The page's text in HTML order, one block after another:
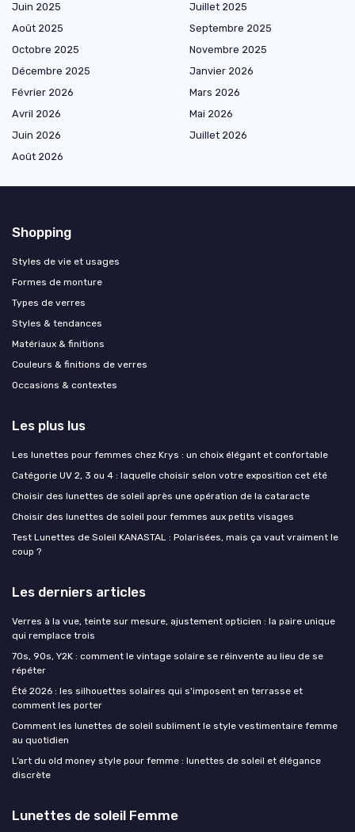
Juin 2025
Juillet 2025
Août 2025
Septembre 2025
Octobre 2025
Novembre 2025
Décembre 2025
Janvier 2026
Février 2026
Mars 2026
Avril 2026
Mai 2026
Juin 2026
Juillet 2026
Août 2026
Shopping
Styles de vie et usages
Formes de monture
Types de verres
Styles & tendances
Matériaux & finitions
Couleurs & finitions de verres
Occasions & contextes
Les plus lus
Les lunettes pour femmes chez Krys : un choix élégant et confortable
Catégorie UV 2, 3 ou 4 : laquelle choisir selon votre exposition cet été
Choisir des lunettes de soleil après une opération de la cataracte
Choisir des lunettes de soleil pour femmes aux petits visages
Test Lunettes de Soleil KANASTAL : Polarisées, mais ça vaut vraiment le
coup ?
Les derniers articles
Verres à la vue, teinte sur mesure, ajustement opticien : la paire unique
qui remplace trois
70s, 90s, Y2K : comment le vintage solaire se réinvente au lieu de se
répéter
Été 2026 : les silhouettes solaires qui s'imposent en terrasse et
comment les porter
Comment les lunettes de soleil subliment le style vestimentaire femme
au quotidien
L’art du old money style pour femme : lunettes de soleil et élégance
discrète
Lunettes de soleil Femme